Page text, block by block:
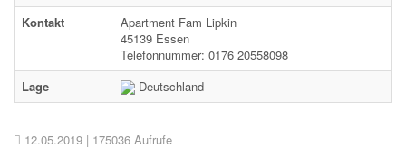
Kontakt
Apartment Fam Lipkin
45139 Essen
Telefonnummer: 0176 20558098
Lage
Deutschland
12.05.2019 | 175036 Aufrufe